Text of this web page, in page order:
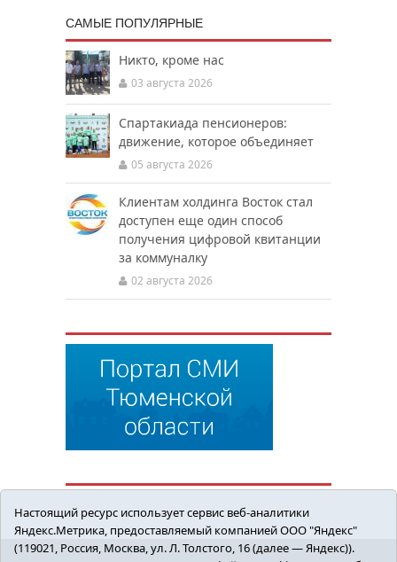
САМЫЕ ПОПУЛЯРНЫЕ
Никто, кроме нас
03 августа 2026
Спартакиада пенсионеров:
движение, которое объединяет
05 августа 2026
Клиентам холдинга Восток стал
доступен еще один способ
получения цифровой квитанции
за коммуналку
02 августа 2026
Настоящий ресурс использует сервис веб-аналитики
Яндекс.Метрика, предоставляемый компанией ООО "Яндекс"
(119021, Россия, Москва, ул. Л. Толстого, 16 (далее — Яндекс)).